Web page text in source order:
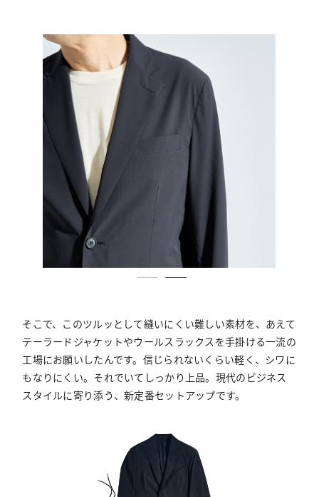
そこで、このツルッとして縫いにくい難しい素材を、あえて
テーラードジャケットやウールスラックスを手掛ける一流の
工場にお願いしたんです。信じられないくらい軽く、シワに
もなりにくい。それでいてしっかり上品。現代のビジネス
スタイルに寄り添う、新定番セットアップです。